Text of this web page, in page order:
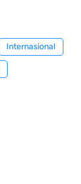
Internasional